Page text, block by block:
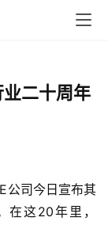
二十周年
公司今日宣布其
这20年里，